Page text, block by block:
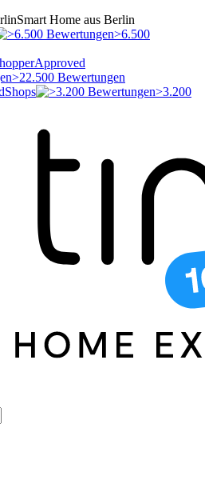
Smart Home aus Berlin
>6.500
>22.500 Bewertungen
>3.200